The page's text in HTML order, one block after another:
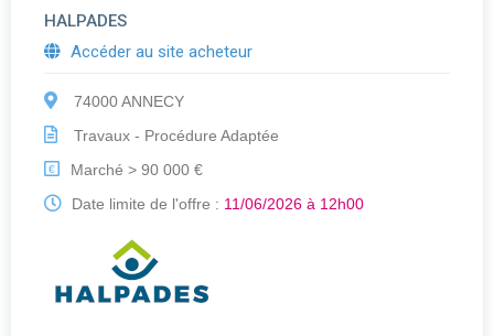
HALPADES
Accéder au site acheteur
74000 ANNECY
Travaux - Procédure Adaptée
€
Marché > 90 000 €
Date limite de l'offre : 11/06/2026 à 12h00